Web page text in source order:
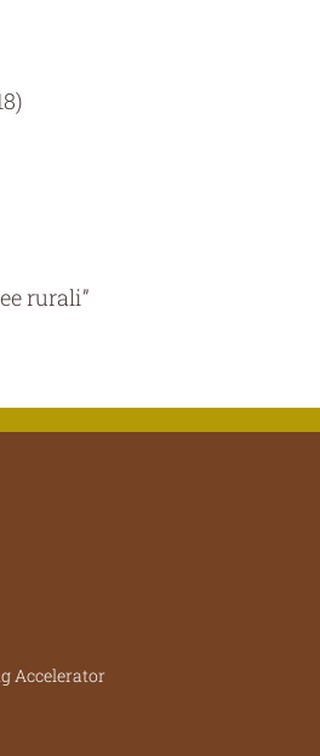
rurali”
Accelerator